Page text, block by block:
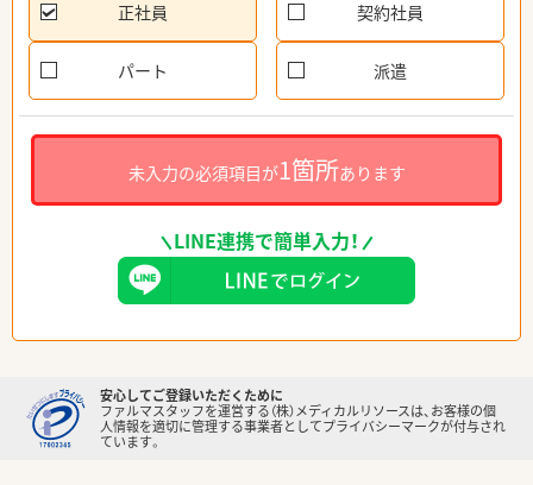
正社員 契約社員
パート 派遣
未入力の必須項目が1箇所あります
LINE連携で簡単入力！
安心してご登録いただくために
ファルマスタッフを運営する（株）メディカルリソースは、お客様の個
人情報を適切に管理する事業者としてプライバシーマークが付与され
ています。